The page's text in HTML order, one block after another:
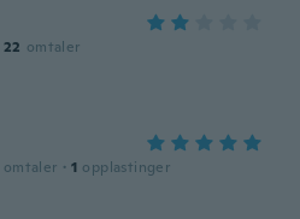
22 omtaler
omtaler · 1 opplastinger